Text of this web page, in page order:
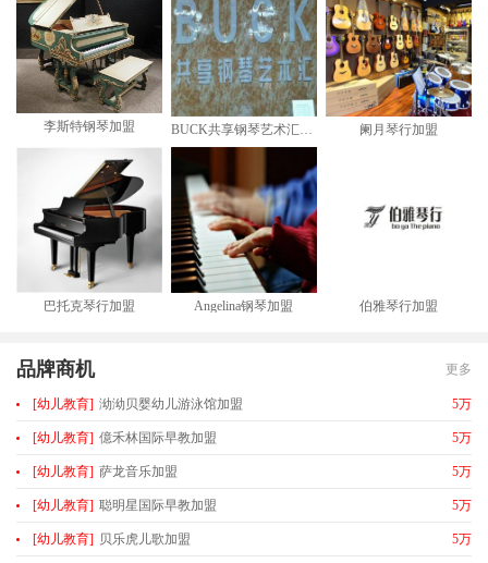
李斯特钢琴加盟 BUCK共享钢琴艺术汇加盟 阑月琴行加盟
巴托克琴行加盟 Angelina钢琴加盟 伯雅琴行加盟
品牌商机 更多
[幼儿教育] 泑泑贝婴幼儿游泳馆加盟 5万
[幼儿教育] 億禾林国际早教加盟 5万
[幼儿教育] 萨龙音乐加盟 5万
[幼儿教育] 聪明星国际早教加盟 5万
[幼儿教育] 贝乐虎儿歌加盟 5万